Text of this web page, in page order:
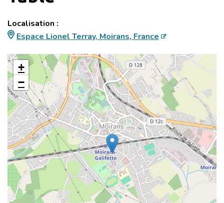
Localisation :
Espace Lionel Terray, Moirans, France
+
−